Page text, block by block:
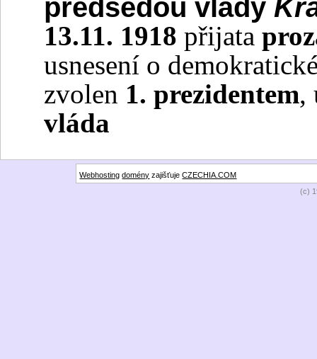
předsedou vlády
13.11. 1918 přijata
usnesení o
zvolen 1. prezidentem,
vláda
Webhosting domény zajišťujeCZECHIA.COM
(c)